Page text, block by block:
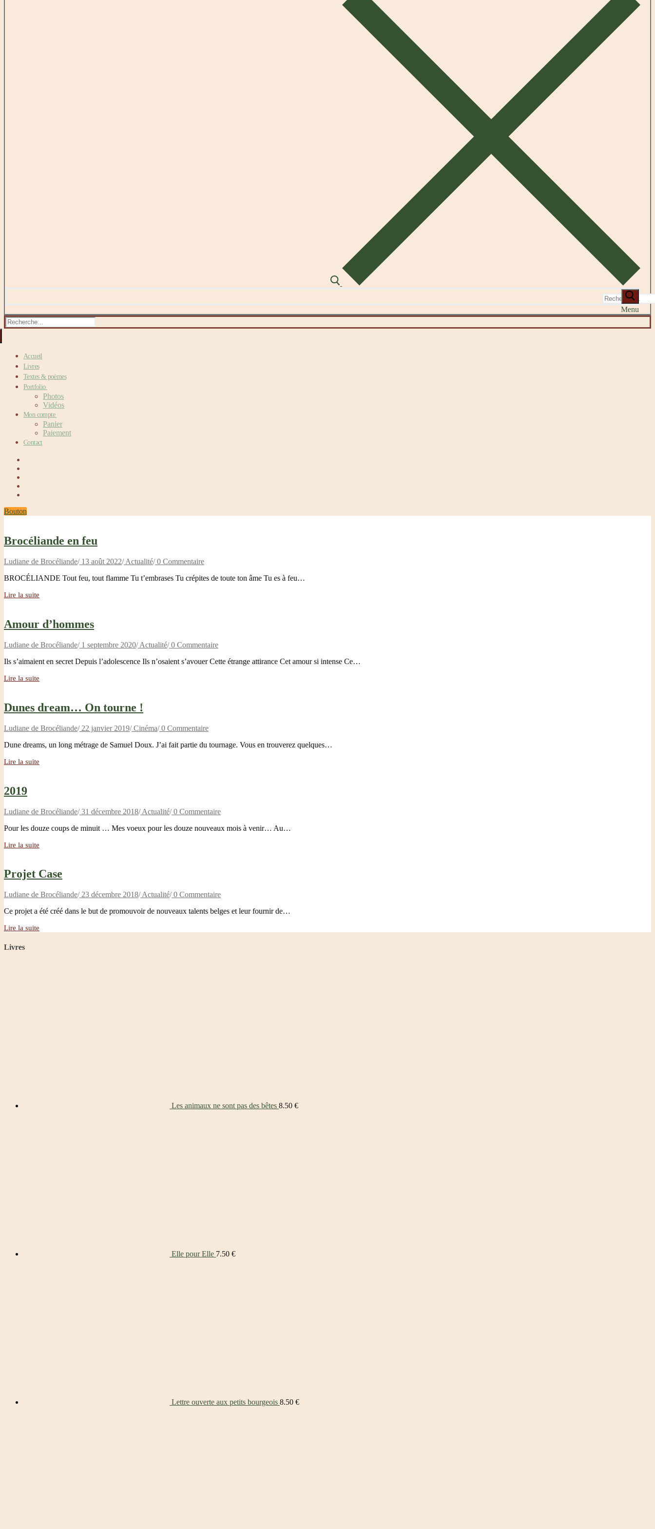
Rechercher
Menu
Rechercher
:
Accueil
Livres
Textes & poèmes
Portfolio
Photos
Vidéos
Mon compte
Panier
Paiement
Contact
Bouton
Brocéliande en feu
Ludiane de Brocéliande/ 13 août 2022/Actualité/0 Commentaire
BROCÉLIANDE Tout feu, tout flamme Tu t’embrases Tu crépites de toute ton âme Tu es à feu…
Lire la suite
Amour d’hommes
Ludiane de Brocéliande/ 1 septembre 2020/Actualité/0 Commentaire
Ils s’aimaient en secret Depuis l’adolescence Ils n’osaient s’avouer Cette étrange attirance Cet amour si intense Ce…
Lire la suite
Dunes dream… On tourne !
Ludiane de Brocéliande/ 22 janvier 2019/Cinéma/0 Commentaire
Dune dreams, un long métrage de Samuel Doux. J’ai fait partie du tournage. Vous en trouverez quelques…
Lire la suite
2019
Ludiane de Brocéliande/ 31 décembre 2018/Actualité/0 Commentaire
Pour les douze coups de minuit … Mes voeux pour les douze nouveaux mois à venir… Au…
Lire la suite
Projet Case
Ludiane de Brocéliande/ 23 décembre 2018/Actualité/0 Commentaire
Ce projet a été créé dans le but de promouvoir de nouveaux talents belges et leur fournir de…
Lire la suite
Livres
Les animaux ne sont pas des bêtes 8.50 €
Elle pour Elle 7.50 €
Lettre ouverte aux petits bourgeois 8.50 €